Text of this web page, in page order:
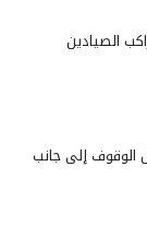
الصيادين
الوقوف إلى جانب